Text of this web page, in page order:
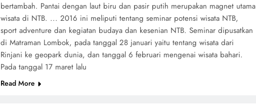
bertambah. Pantai dengan laut biru dan pasir putih merupakan magnet utama
wisata di NTB. ... 2016 ini meliputi tentang seminar potensi wisata NTB,
sport adventure dan kegiatan budaya dan kesenian NTB. Seminar dipusatkan
di Matraman Lombok, pada tanggal 28 januari yaitu tentang wisata dari
Rinjani ke geopark dunia, dan tanggal 6 februari mengenai wisata bahari.
Pada tanggal 17 maret lalu
Read More